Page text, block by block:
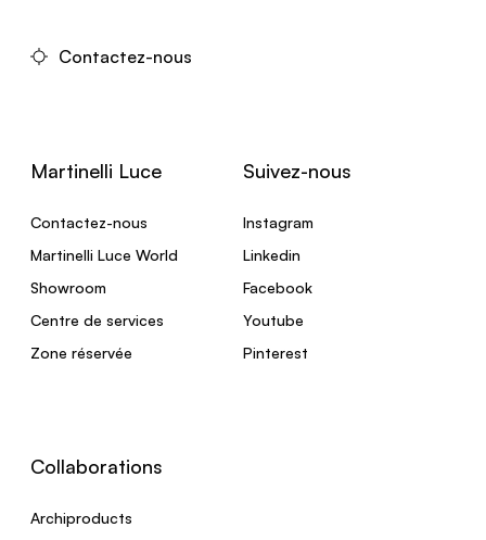
Contactez-nous
Martinelli Luce
Contactez-nous
Martinelli Luce World
Showroom
Centre de services
Zone réservée
Suivez-nous
Instagram
Linkedin
Facebook
Youtube
Pinterest
Collaborations
Archiproducts